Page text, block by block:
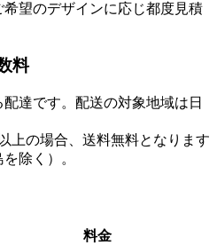
望のデザインに応じ都度見積
料
達です。配送の対象地域は日
上の場合、送料無料となります
除く）。
料金